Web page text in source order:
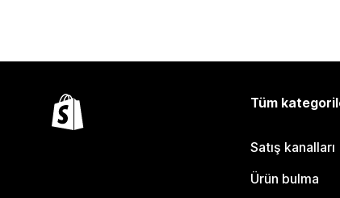
Tüm
Satış kanalları
Ürün bulma